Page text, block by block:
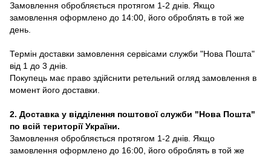
Замовлення обробляється протягом 1-2 днів. Якщо
замовлення оформлено до 14:00, його оброблять в той же
день.
Термін доставки замовлення сервісами служби "Нова Пошта"
від 1 до 3 днів.
Покупець має право здійснити ретельний огляд замовлення в
момент його доставки.
2. Доставка у відділення поштової служби "Нова Пошта"
по всій території України.
Замовлення обробляється протягом 1-2 днів. Якщо
замовлення оформлено до 16:00, його оброблять в той же